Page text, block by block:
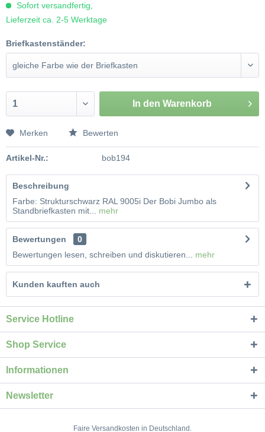
Sofort versandfertig,
Lieferzeit ca. 2-5 Werktage
Briefkastenständer:
In den Warenkorb
Merken Bewerten
Artikel-Nr.: bob194
Beschreibung
Farbe: Strukturschwarz RAL 9005i Der Bobi Jumbo als
Standbriefkasten mit...
mehr
Bewertungen
0
Bewertungen lesen, schreiben und diskutieren...
mehr
Kunden kauften auch
Service Hotline
Shop Service
Informationen
Newsletter
Faire Versandkosten in Deutschland.